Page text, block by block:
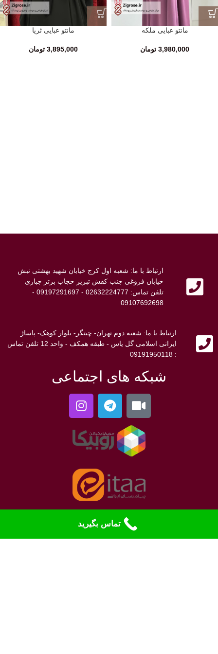
مانتو عبایی ملکه
3,980,000 تومان
مانتو عبایی ثریا
3,895,000 تومان
ارتباط با ما: شعبه اول کرج خیابان شهید بهشتی نبش
خیابان فروغی جنب کفش تبریز حجاب برتر جباری
تلفن تماس: 02632224777 - 09197291697 -
09107692698
ارتباط با ما: شعبه دوم تهران- چیتگر- بلوار کوهک- پاساژ
ایرانی اسلامی گل یاس - طبقه همکف - واحد 12 تلفن تماس
: 09191950118
شبکه های اجتماعی
تماس بگیرید